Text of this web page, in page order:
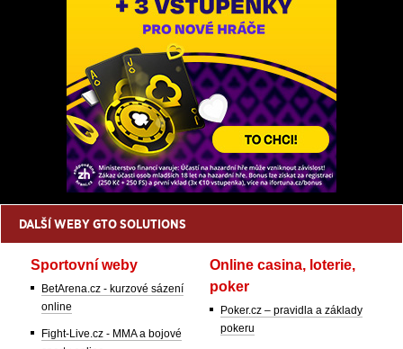
DALŠÍ WEBY GTO SOLUTIONS
Sportovní weby
BetArena.cz - kurzové sázení
online
Fight-Live.cz - MMA a bojové
Online casina, loterie,
poker
Poker.cz – pravidla a základy
pokeru